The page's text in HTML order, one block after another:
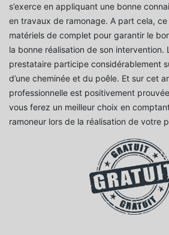
s’exerce en appliquant une bonne
en travaux de ramonage. A part cela,
matériels de complet pour garantir le
la bonne réalisation de son intervention.
prestataire participe considérablement
d’une cheminée et du poêle. Et sur cet
professionnelle est positivement
vous ferez un meilleur choix en
ramoneur lors de la réalisation de votre